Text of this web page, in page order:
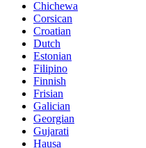
Chichewa
Corsican
Croatian
Dutch
Estonian
Filipino
Finnish
Frisian
Galician
Georgian
Gujarati
Hausa